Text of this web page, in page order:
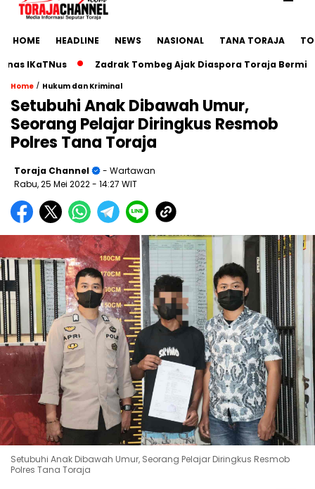
HOME HEADLINE NEWS NASIONAL TANA TORAJA
Zadrak Tombeg Ajak Diaspora Toraja Bermimpi
Home / Hukum dan Kriminal
Setubuhi Anak Dibawah Umur,
Seorang Pelajar Diringkus Resmob
Polres Tana Toraja
Toraja Channel
- Wartawan
Rabu, 25 Mei 2022- 14:27 WIT
Setubuhi Anak Dibawah Umur, Seorang Pelajar Diringkus Resmob
Polres Tana Toraja